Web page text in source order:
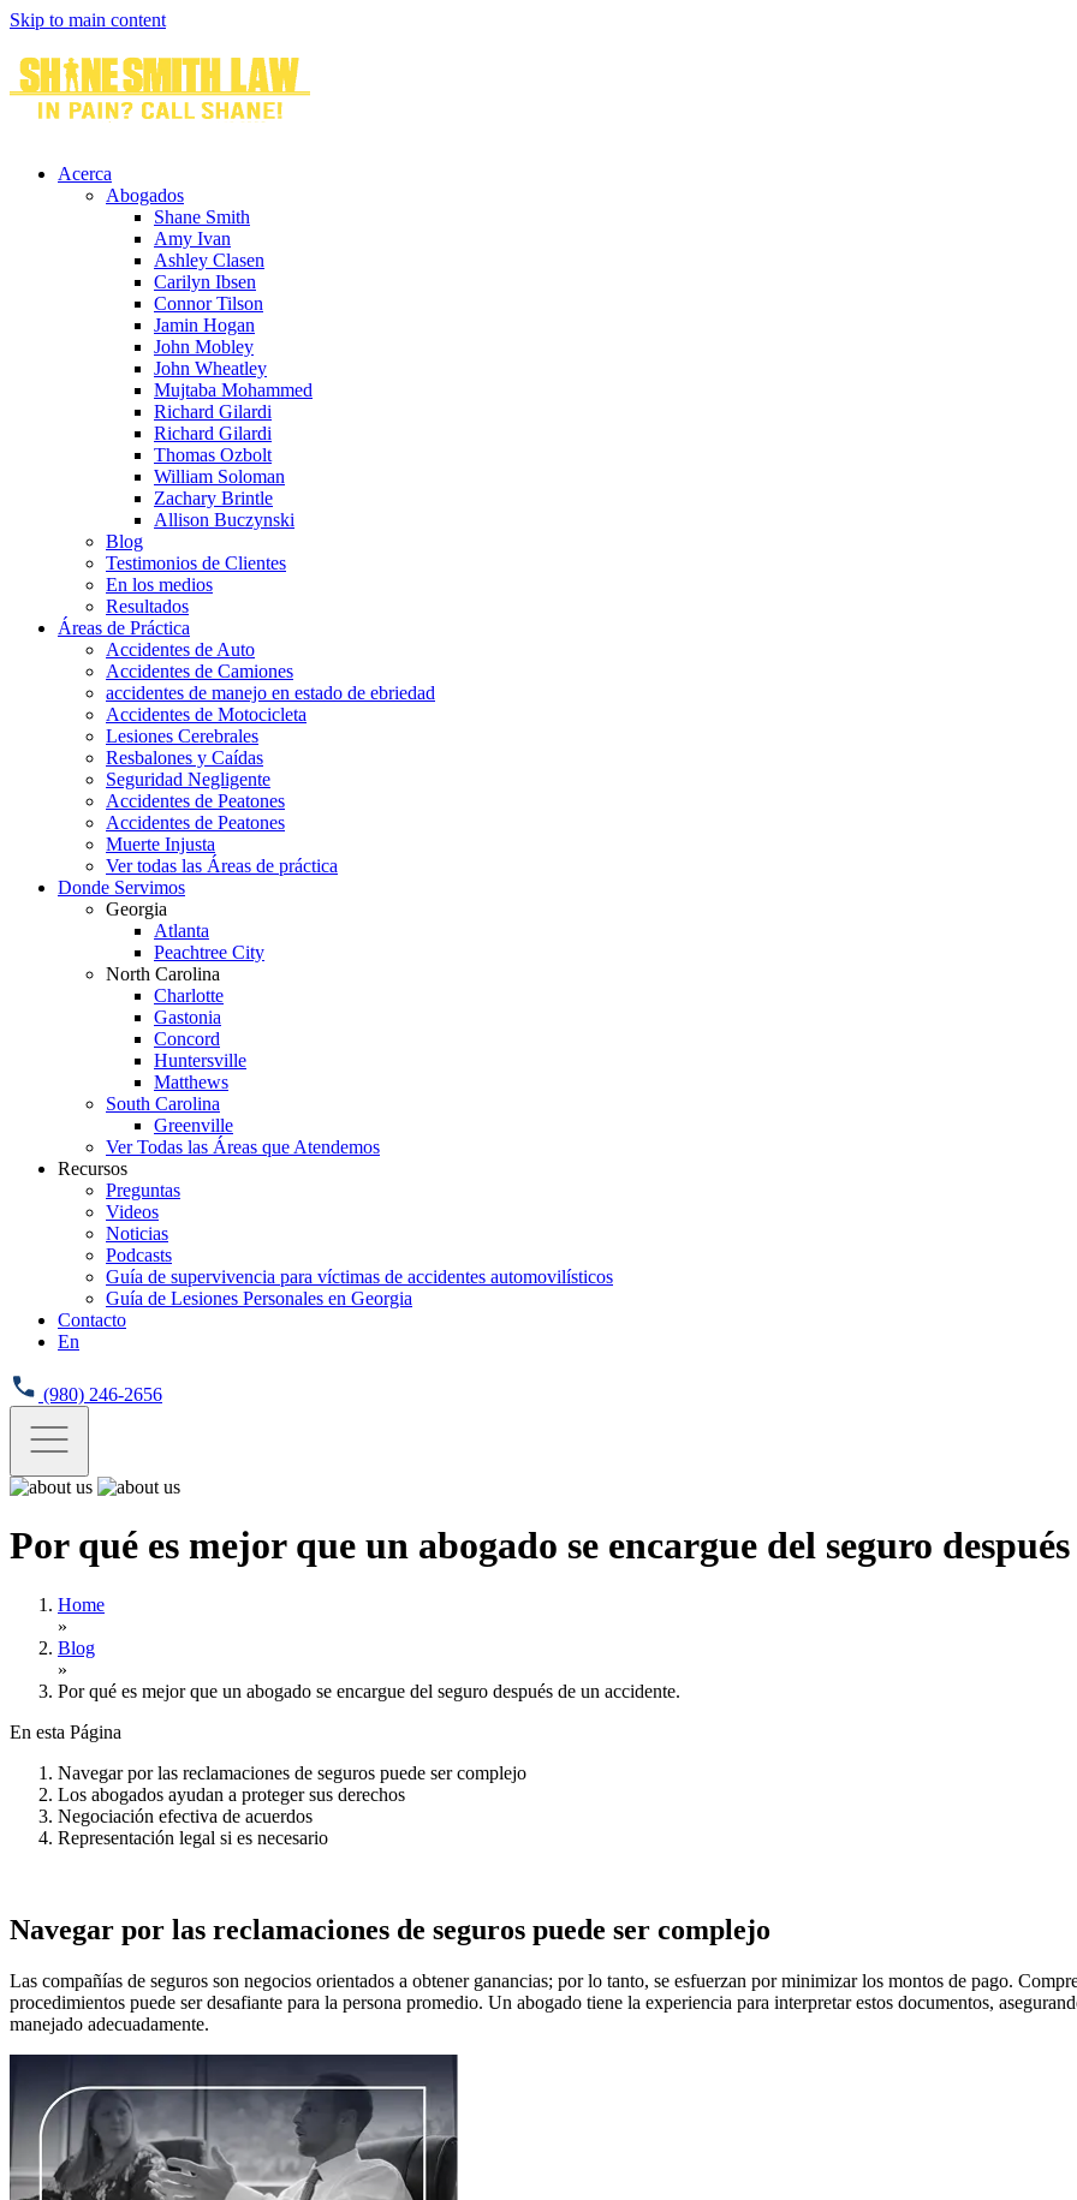
Skip to main content
Acerca
Abogados
Shane Smith
Amy Ivan
Ashley Clasen
Carilyn Ibsen
Connor Tilson
Jamin Hogan
John Mobley
John Wheatley
Mujtaba Mohammed
Richard Gilardi
Richard Gilardi
Thomas Ozbolt
William Soloman
Zachary Brintle
Allison Buczynski
Blog
Testimonios de Clientes
En los medios
Resultados
Áreas de Práctica
Accidentes de Auto
Accidentes de Camiones
accidentes de manejo en estado de ebriedad
Accidentes de Motocicleta
Lesiones Cerebrales
Resbalones y Caídas
Seguridad Negligente
Accidentes de Peatones
Accidentes de Peatones
Muerte Injusta
Ver todas las Áreas de práctica
Donde Servimos
Georgia
Atlanta
Peachtree City
North Carolina
Charlotte
Gastonia
Concord
Huntersville
Matthews
South Carolina
Greenville
Ver Todas las Áreas que Atendemos
Recursos
Preguntas
Videos
Noticias
Podcasts
Guía de supervivencia para víctimas de accidentes automovilísticos
Guía de Lesiones Personales en Georgia
Contacto
En
(980) 246-2656
Por qué es mejor que un abogado se encargue del seguro
Home
»
Blog
»
Por qué es mejor que un abogado se encargue del seguro después de un accidente.
En esta Página
Navegar por las reclamaciones de seguros puede ser complejo
Los abogados ayudan a proteger sus derechos
Negociación efectiva de acuerdos
Representación legal si es necesario
Navegar por las reclamaciones de seguros puede ser complejo
Las compañías de seguros son negocios orientados a obtener ganancias; por lo tanto, se esfuerzan por minimizar los montos de pago.
procedimientos puede ser desafiante para la persona promedio. Un abogado tiene la experiencia para interpretar estos documentos,
manejado adecuadamente.